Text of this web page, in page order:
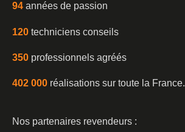
94 années de passion
120 techniciens conseils
350 professionnels agréés
402 000 réalisations sur toute la France.
Nos partenaires revendeurs :